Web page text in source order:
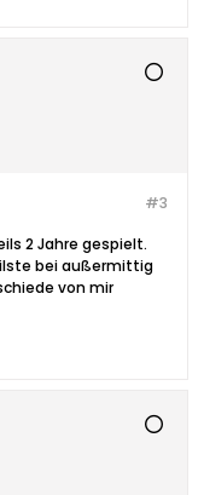
#3
2 Jahre gespielt.
bei außermittig
von mir